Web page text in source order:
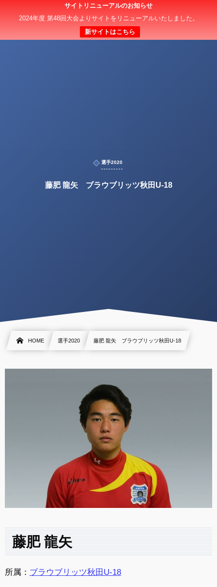
サイトリニューアルのお知らせ
2024年度 第48回大会よりサイトをリニューアルいたしました。
新サイトはこちら
選手2020
藤肥 龍矢 ブラウブリッツ秋田U-18
HOME 選手2020 藤肥 龍矢 ブラウブリッツ秋田U-18
藤肥 龍矢
所属： ブラウブリッツ秋田U-18